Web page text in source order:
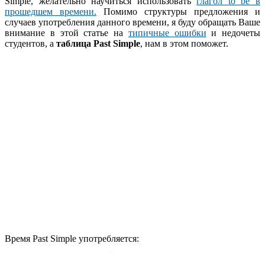
прошедшем времени. Помимо структуры предложения и
случаев употребления данного времени, я буду обращать Ваше
внимание в этой статье на типичные ошибки и недочеты
студентов, а таблица Past Simple, нам в этом поможет.
Время Past Simple употребляется: